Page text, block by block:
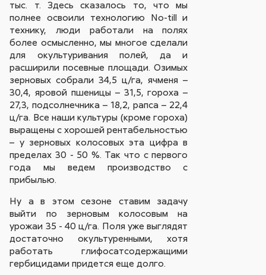
тыс. т. Здесь сказалось то, что мы
полнее освоили технологию No-till и
технику, люди работали на полях
более осмысленно, мы многое сделали
для окультуривания полей, да и
расширили посевные площади. Озимых
зерновых собрали 34,5 ц/га, ячменя –
30,4, яровой пшеницы – 31,5, гороха –
27,3, подсолнечника – 18,2, рапса – 22,4
ц/га. Все наши культуры (кроме гороха)
выращены с хорошей рентабельностью
– у зерновых колосовых эта цифра в
пределах 30 - 50 %. Так что с первого
года мы ведем производство с
прибылью.
Ну а в этом сезоне ставим задачу
выйти по зерновым колосовым на
урожаи 35 - 40 ц/га. Поля уже выглядят
достаточно окультуренными, хотя
работать глифосатсодержащими
гербицидами придется еще долго.